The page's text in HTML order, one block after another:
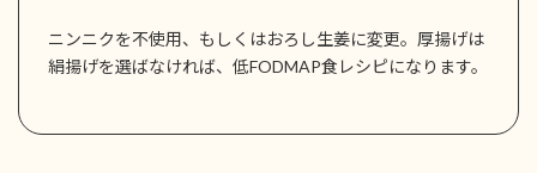
ニンニクを不使用、もしくはおろし生姜に変更。厚揚げは
絹揚げを選ばなければ、低FODMAP食レシピになります。